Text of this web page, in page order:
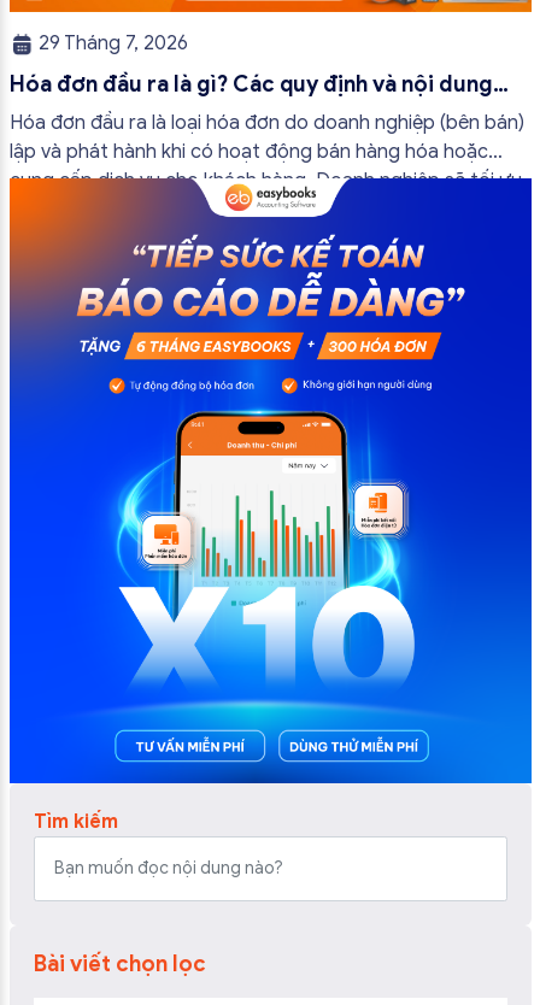
29 Tháng 7, 2026
Hóa đơn đầu ra là gì? Các quy định và nội dung
bắt buộc mới nhất
Hóa đơn đầu ra là loại hóa đơn do doanh nghiệp (bên bán)
lập và phát hành khi có hoạt động bán hàng hóa hoặc
cung cấp dịch vụ cho khách hàng. Doanh nghiệp sẽ tối ưu
quy trình vận hành và tránh được những án phạt hành
chính không đáng có nếu nắm rõ […]
Tìm kiếm
Bài viết chọn lọc